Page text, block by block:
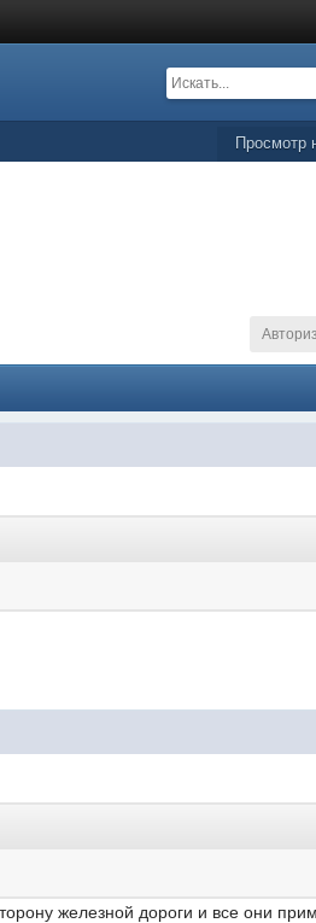
Просмотр
железной дороги и все они